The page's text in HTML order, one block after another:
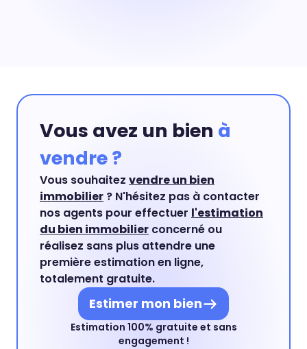
Vous avez un bien à
vendre ?
Vous souhaitez vendre un bien
immobilier ? N'hésitez pas à contacter
nos agents pour effectuer l'estimation
du bien immobilier concerné ou
réalisez sans plus attendre une
première estimation en ligne,
totalement gratuite.
Estimer mon bien
Estimation 100% gratuite et sans
engagement !